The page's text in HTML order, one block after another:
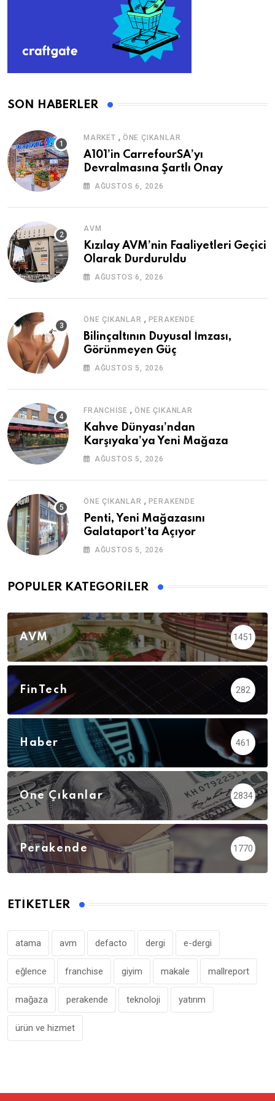
SON HABERLER
MARKET , ÖNE ÇIKANLAR
A101’in CarrefourSA’yı
Devralmasına Şartlı Onay
AĞUSTOS 6, 2026
AVM
Kızılay AVM’nin Faaliyetleri Geçici
Olarak Durduruldu
AĞUSTOS 6, 2026
ÖNE ÇIKANLAR , PERAKENDE
Bilinçaltının Duyusal İmzası,
Görünmeyen Güç
AĞUSTOS 5, 2026
FRANCHISE ,ÖNE ÇIKANLAR
Kahve Dünyası’ndan
Karşıyaka’ya Yeni Mağaza
AĞUSTOS 5, 2026
ÖNE ÇIKANLAR , PERAKENDE
Penti, Yeni Mağazasını
Galataport’ta Açıyor
AĞUSTOS 5, 2026
POPÜLER KATEGORILER
AVM 1451
FinTech 282
Haber 461
Öne Çıkanlar 2834
Perakende 1770
ETIKETLER
atama avm defacto dergi e-dergi
eğlence franchise giyim makale mallreport
mağaza perakende teknoloji yatırım
ürün ve hizmet